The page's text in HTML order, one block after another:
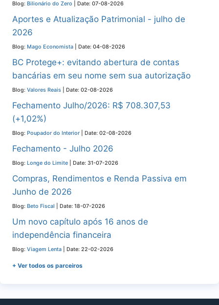
Blog: Bilionário do Zero Date: 07-08-2026
Aportes e Atualização Patrimonial - julho de
2026
Blog: Mago Economista Date: 04-08-2026
BC Protege+: evitando abertura de contas
bancárias em seu nome sem sua autorização
Blog: Valores Reais Date: 02-08-2026
Fechamento Julho/2026: R$ 708.307,53
(+1,02%)
Blog: Poupador do Interior Date: 02-08-2026
Fechamento - Julho 2026
Blog: Longe do Limite Date: 31-07-2026
Compras, Rendimentos e Renda Passiva em
Junho de 2026
Blog: Beto Fiscal Date: 18-07-2026
Um novo capítulo após 16 anos de
independência financeira
Blog: Viagem Lenta Date: 22-02-2026
+ Ver todos os parceiros